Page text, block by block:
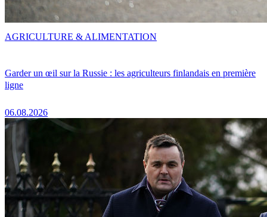
Garder un œil sur la Russie : les agriculteurs finlandais en première
ligne
06.08.2026
AGRICULTURE & ALIMENTATION